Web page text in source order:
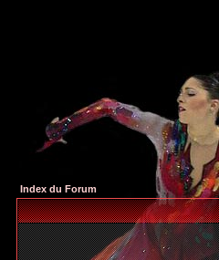
Index du Forum